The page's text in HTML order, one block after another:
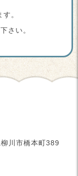
。
さい。
柳川市橋本町389